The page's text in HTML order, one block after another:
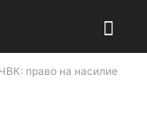
право на насилие